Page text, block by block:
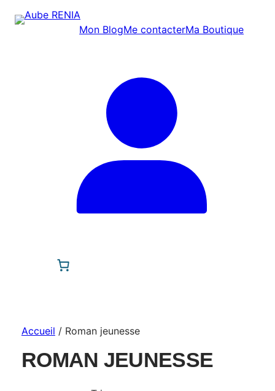
Mon BlogMe contacterMa Boutique
Accueil / Roman jeunesse
ROMAN JEUNESSE